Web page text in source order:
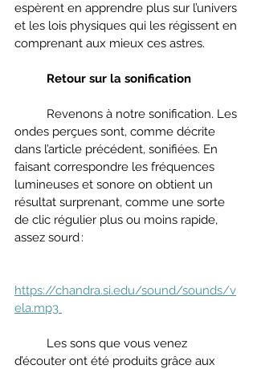
espèrent en apprendre plus sur l’univers
et les lois physiques qui les régissent en
comprenant aux mieux ces astres.
Retour sur la sonification
ondes perçues sont, comme décrite
dans l’article précédent, sonifiées. En
faisant correspondre les fréquences
lumineuses et sonore on obtient un
résultat surprenant, comme une sorte
de clic régulier plus ou moins rapide,
assez sourd :
https://chandra.si.edu/sound/sounds/v
ela.mp3
d’écouter ont été produits grâce aux